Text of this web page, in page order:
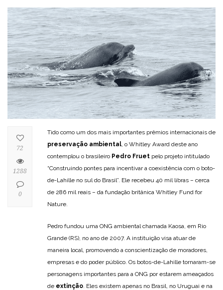
Tido como um dos mais importantes prêmios internacionais de
preservação ambiental, o Whitley Award deste ano
contemplou o brasileiro Pedro Fruet pelo projeto intitulado
“Construindo pontes para incentivar a coexistência com o boto-
de-Lahille no sul do Brasil”. Ele recebeu 40 mil libras – cerca
de 286 mil reais – da fundação britânica Whitley Fund for
Nature.
Pedro fundou uma ONG ambiental chamada Kaosa, em Rio
Grande (RS), no ano de 2007. A instituição visa atuar de
maneira local, promovendo a conscientização de moradores,
empresas e do poder público. Os botos-de-Lahille tornaram-se
personagens importantes para a ONG por estarem ameaçados
de extinção. Eles existem apenas no Brasil, no Uruguai e na
72
1288
0